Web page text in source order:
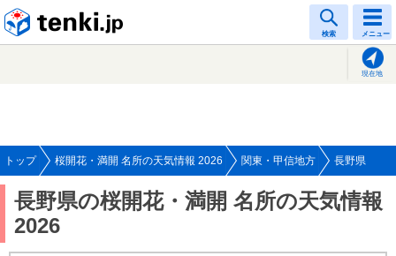
検索 メニュー
現在地
トップ 桜開花・満開 名所の天気情報 2026 関東・甲信地方 長野県
長野県の桜開花・満開 名所の天気情報
2026